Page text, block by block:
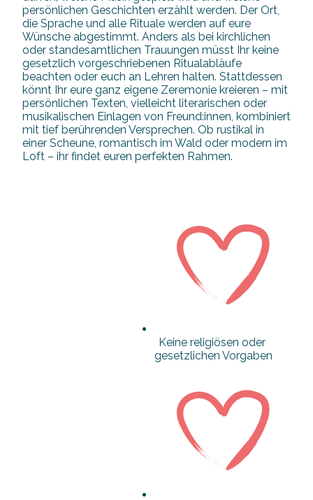
persönlichen Geschichten erzählt werden. Der Ort,
die Sprache und alle Rituale werden auf eure
Wünsche abgestimmt. Anders als bei kirchlichen
oder standesamtlichen Trauungen müsst Ihr keine
gesetzlich vorgeschriebenen Ritualabläufe
beachten oder euch an Lehren halten. Stattdessen
könnt Ihr eure ganz eigene Zeremonie kreieren – mit
persönlichen Texten, vielleicht literarischen oder
musikalischen Einlagen von Freund:innen, kombiniert
mit tief berührenden Versprechen. Ob rustikal in
einer Scheune, romantisch im Wald oder modern im
Loft – ihr findet euren perfekten Rahmen.
Keine religiösen oder
gesetzlichen Vorgaben